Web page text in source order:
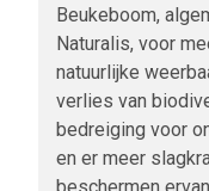
Beukeboom,
Naturalis, voor
natuurlijke
verlies van
bedreiging voor
en er meer